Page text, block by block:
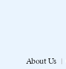
About Us